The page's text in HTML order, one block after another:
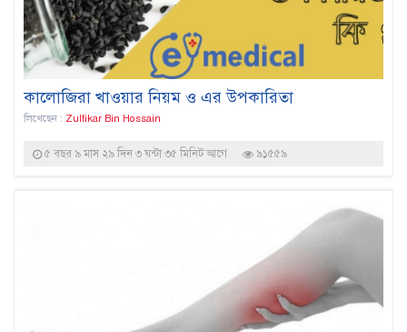
কালোজিরা খাওয়ার নিয়ম ও এর উপকারিতা
লিখেছেন : Zulfikar Bin Hossain
৫ বছর ৯ মাস ২৯ দিন ৩ ঘন্টা ৩৫ মিনিট আগে ৯১৫৫৯